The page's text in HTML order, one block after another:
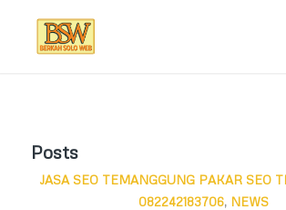
Posts
JASA SEO TEMANGGUNG PAKAR SEO
082242183706, NEWS